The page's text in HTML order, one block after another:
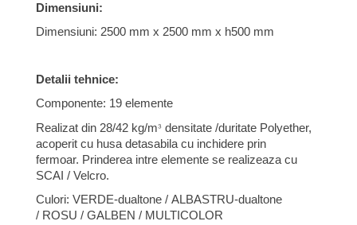
Dimensiuni:
Dimensiuni: 2500 mm x 2500 mm x h500 mm
Detalii tehnice:
Componente: 19 elemente
Realizat din 28/42 kg/m³ densitate /duritate Polyether,
acoperit cu husa detasabila cu inchidere prin
fermoar. Prinderea intre elemente se realizeaza cu
SCAI / Velcro.
Culori: VERDE-dualtone / ALBASTRU-dualtone
/ ROSU / GALBEN / MULTICOLOR